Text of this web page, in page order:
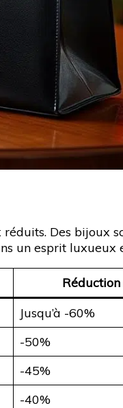
Des bijoux
un esprit luxueux
Jusqu’à -60%
-50%
-45%
-40%